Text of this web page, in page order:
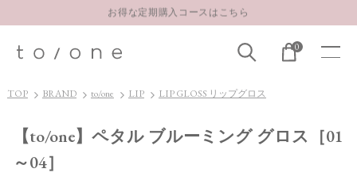
お得な定期購入コースはこちら
0
TOP BRAND to/one LIP LIP GLOSS リップグロス
【to/one】ペタル ブルーミング グロス［01
～04］